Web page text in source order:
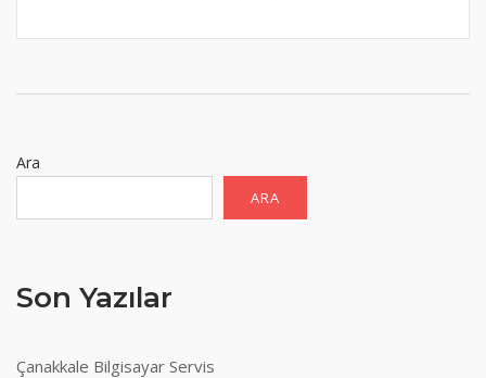
Ara
ARA
Son Yazılar
Çanakkale Bilgisayar Servis